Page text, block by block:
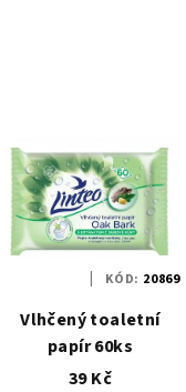
Vlhčený toaletní
papír 60ks
39 Kč
KÓD: 20869